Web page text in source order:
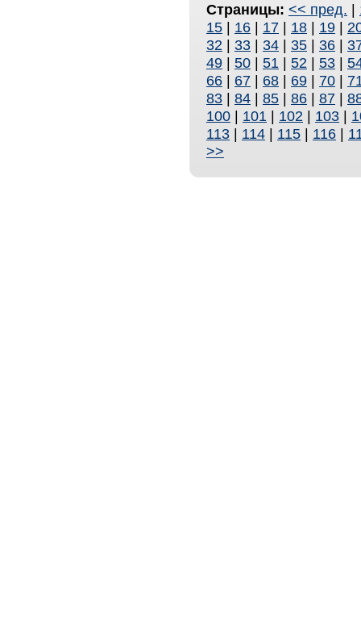
Страницы: << пред. |
15 | 16 | 17 | 18 | 19 |
32 | 33 | 34 | 35 | 36 |
49 | 50 | 51 | 52 | 53 |
66 | 67 | 68 | 69 | 70 |
83 | 84 | 85 | 86 | 87 |
100 | 101 | 102 | 103 |
113 | 114 | 115 | 116 |
>>